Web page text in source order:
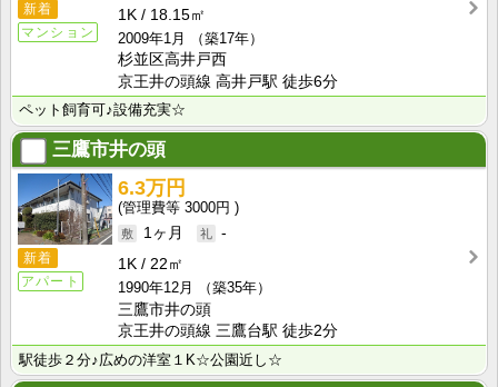
新着
マンション
1K
18.15㎡
2009年1月
（築17年）
杉並区高井戸西
京王井の頭線 高井戸駅 徒歩6分
ペット飼育可♪設備充実☆
三鷹市井の頭
新着
アパート
6.3万円
3000円
1ヶ月
-
1K
22㎡
1990年12月
（築35年）
三鷹市井の頭
京王井の頭線 三鷹台駅 徒歩2分
駅徒歩２分♪広めの洋室１K☆公園近し☆